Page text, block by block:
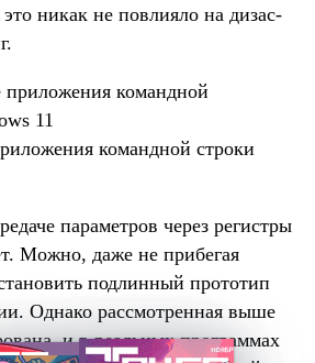
никак не пов­лияло на дизас­
коман­дной стро­ки
парамет­ров через регис­тры
Мож­но, даже не при­бегая
под­линный про­тотип
Одна­ко рас­смот­ренная выше
и в реаль­ных прог­раммах